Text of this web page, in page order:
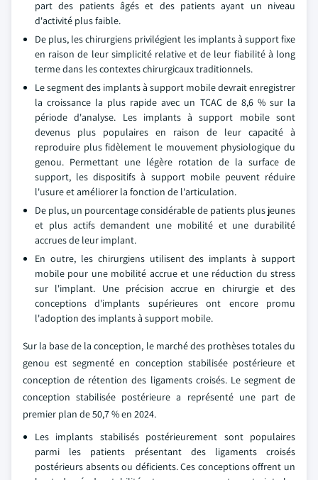
part des patients âgés et des patients ayant un niveau
d'activité plus faible.
De plus, les chirurgiens privilégient les implants à support fixe
en raison de leur simplicité relative et de leur fiabilité à long
terme dans les contextes chirurgicaux traditionnels.
Le segment des implants à support mobile devrait enregistrer
la croissance la plus rapide avec un TCAC de 8,6 % sur la
période d'analyse. Les implants à support mobile sont
devenus plus populaires en raison de leur capacité à
reproduire plus fidèlement le mouvement physiologique du
genou. Permettant une légère rotation de la surface de
support, les dispositifs à support mobile peuvent réduire
l'usure et améliorer la fonction de l'articulation.
De plus, un pourcentage considérable de patients plus jeunes
et plus actifs demandent une mobilité et une durabilité
accrues de leur implant.
En outre, les chirurgiens utilisent des implants à support
mobile pour une mobilité accrue et une réduction du stress
sur l'implant. Une précision accrue en chirurgie et des
conceptions d'implants supérieures ont encore promu
l'adoption des implants à support mobile.
Sur la base de la conception, le marché des prothèses totales du
genou est segmenté en conception stabilisée postérieure et
conception de rétention des ligaments croisés. Le segment de
conception stabilisée postérieure a représenté une part de
premier plan de 50,7 % en 2024.
Les implants stabilisés postérieurement sont populaires
parmi les patients présentant des ligaments croisés
postérieurs absents ou déficients. Ces conceptions offrent un